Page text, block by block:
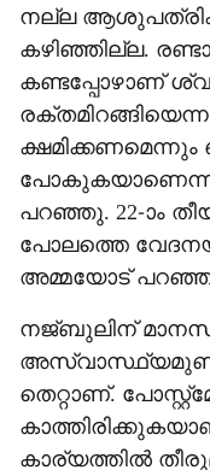
നല്ല
കഴിഞ്ഞില്ല.
കണ്ടപ്പോഴാണ്
ക്ഷമിക്കണമെന്നും
പറഞ്ഞു. 22-ാം
പോലത്തെ
അമ്മയോട് പറഞ്ഞു.
നജ്ബുലിന്
തെറ്റാണ്.
കാര്യത്തില്‍